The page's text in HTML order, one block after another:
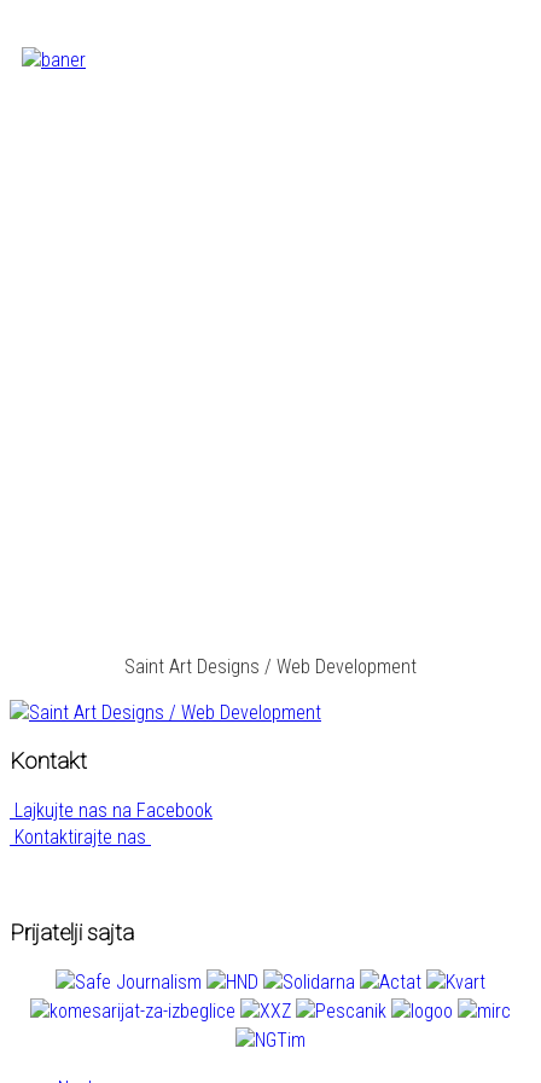
Saint Art Designs / Web Development
Kontakt
Lajkujte nas na Facebook
Kontaktirajte nas
Prijatelji sajta